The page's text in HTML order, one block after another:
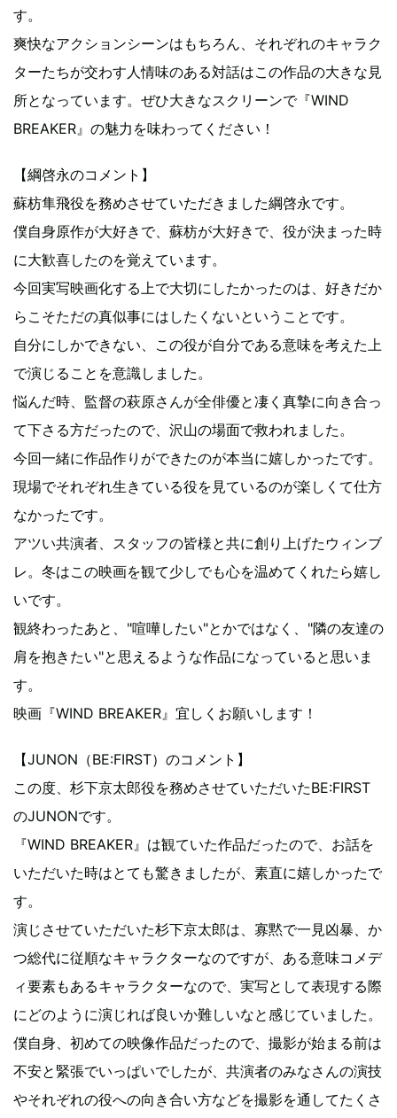
す。
爽快なアクションシーンはもちろん、それぞれのキャラク
ターたちが交わす人情味のある対話はこの作品の大きな見
所となっています。ぜひ大きなスクリーンで『WIND
BREAKER』の魅力を味わってください！
【綱啓永のコメント】
蘇枋隼飛役を務めさせていただきました綱啓永です。
僕自身原作が大好きで、蘇枋が大好きで、役が決まった時
に大歓喜したのを覚えています。
今回実写映画化する上で大切にしたかったのは、好きだか
らこそただの真似事にはしたくないということです。
自分にしかできない、この役が自分である意味を考えた上
で演じることを意識しました。
悩んだ時、監督の萩原さんが全俳優と凄く真摯に向き合っ
て下さる方だったので、沢山の場面で救われました。
今回一緒に作品作りができたのが本当に嬉しかったです。
現場でそれぞれ生きている役を見ているのが楽しくて仕方
なかったです。
アツい共演者、スタッフの皆様と共に創り上げたウィンブ
レ。冬はこの映画を観て少しでも心を温めてくれたら嬉し
いです。
観終わったあと、"喧嘩したい"とかではなく、"隣の友達の
肩を抱きたい"と思えるような作品になっていると思いま
す。
映画『WIND BREAKER』宜しくお願いします！
【JUNON（BE:FIRST）のコメント】
この度、杉下京太郎役を務めさせていただいたBE:FIRST
のJUNONです。
『WIND BREAKER』は観ていた作品だったので、お話を
いただいた時はとても驚きましたが、素直に嬉しかったで
す。
演じさせていただいた杉下京太郎は、寡黙で一見凶暴、か
つ総代に従順なキャラクターなのですが、ある意味コメデ
ィ要素もあるキャラクターなので、実写として表現する際
にどのように演じれば良いか難しいなと感じていました。
僕自身、初めての映像作品だったので、撮影が始まる前は
不安と緊張でいっぱいでしたが、共演者のみなさんの演技
やそれぞれの役への向き合い方などを撮影を通してたくさ